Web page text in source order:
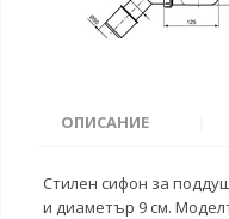
ОПИСАНИЕ
Стилен сифон за
и диаметър 9 см.